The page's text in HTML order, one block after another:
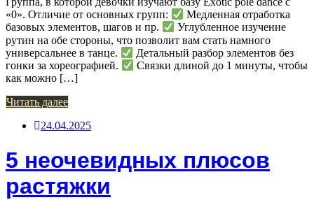
«0». Отличие от основных групп:
Медленная отработка
базовых элементов, шагов и пр.
Углубленное изучение
рутин на обе стороны, что позволит вам стать намного
универсальнее в танце.
Детальный разбор элементов без
гонки за хореографией.
Связки длиной до 1 минуты, чтобы
как можно […]
Читать далее
24.04.2025
5 неочевидных плюсов
растяжки